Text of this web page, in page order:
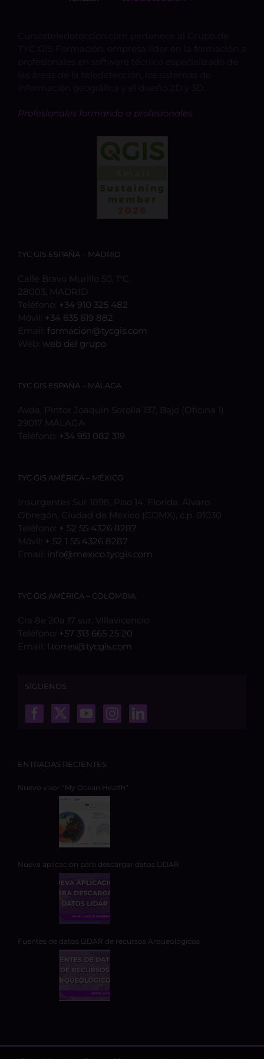
Profesionales formando a profesionales.
TYC GIS ESPAÑA – MADRID
Calle Bravo Murillo 50, 1ºC,
28003, MADRID
Teléfono: +34 910 325 482
Móvil: +34 635 619 882
Email: formacion@tycgis.com
Web: web del grupo
TYC GIS ESPAÑA – MÁLAGA
Avda. Pintor Joaquín Sorolla 137, Bajo (Oficina 1)
29017 MÁLAGA
Teléfono: +34 951 082 319
TYC GIS AMÉRICA – MÉXICO
Insurgentes Sur 1898, Piso 14, Florida, Álvaro
Obregón, Ciudad de México (CDMX), c.p. 01030
Teléfono: + 52 55 4326 8287
Móvil: + 52 1 55 4326 8287
Email: info@mexico.tycgis.com
TYC GIS AMÉRICA – COLOMBIA
Cra 8e 20a 17 sur, Villavicencio
Teléfono: +57 313 665 25 20
Email: l.torres@tycgis.com
SÍGUENOS
ENTRADAS RECIENTES
Nuevo visor “My Ocean Health”
Nueva aplicación para descargar datos LiDAR
Fuentes de datos LiDAR de recursos Arqueológicos